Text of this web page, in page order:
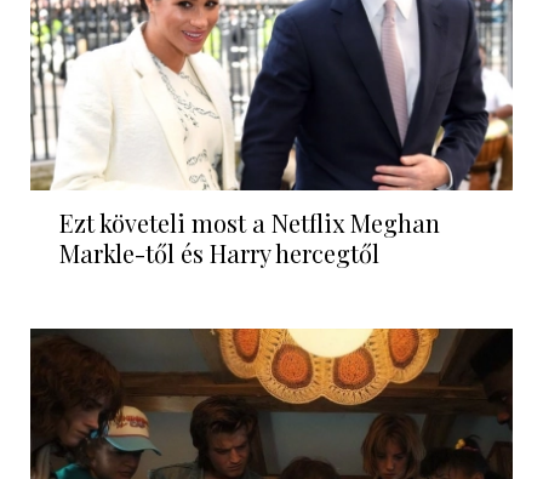
Ezt követeli most a Netflix Meghan
Markle-től és Harry hercegtől